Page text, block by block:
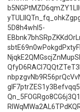
5D8h4whI5-